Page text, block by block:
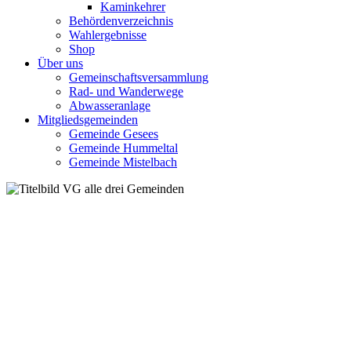
Kaminkehrer
Behördenverzeichnis
Wahlergebnisse
Shop
Über uns
Gemeinschaftsversammlung
Rad- und Wanderwege
Abwasseranlage
Mitgliedsgemeinden
Gemeinde Gesees
Gemeinde Hummeltal
Gemeinde Mistelbach